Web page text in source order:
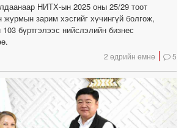
НИТХ-ын 2025 оны 25/29 тоот
журмын зарим хэсгийг хүчингүй болгож,
бүртгэлээс нийслэлийн бизнес
2 өдрийн өмнө 5